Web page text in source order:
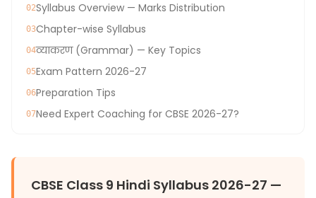
02Syllabus Overview — Marks Distribution
03Chapter-wise Syllabus
04व्याकरण (Grammar) — Key Topics
05Exam Pattern 2026-27
06Preparation Tips
07Need Expert Coaching for CBSE 2026-27?
CBSE Class 9 Hindi Syllabus 2026-27 —